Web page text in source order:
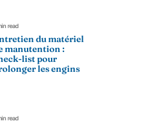
read
du matériel
manutention :
list pour
les engins
read